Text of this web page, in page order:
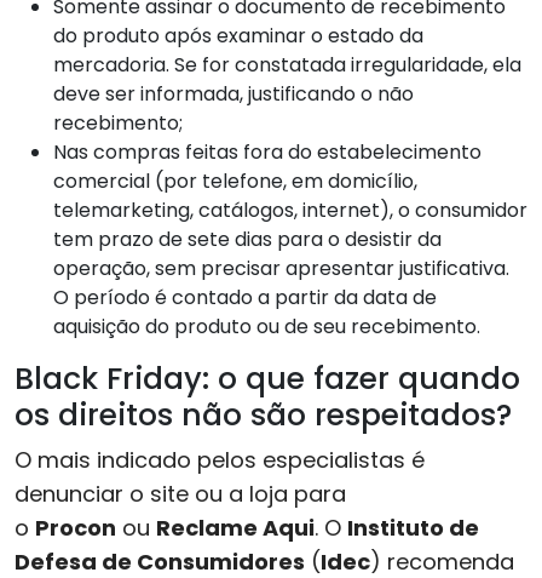
Somente assinar o documento de recebimento
do produto após examinar o estado da
mercadoria. Se for constatada irregularidade, ela
deve ser informada, justificando o não
recebimento;
Nas compras feitas fora do estabelecimento
comercial (por telefone, em domicílio,
telemarketing, catálogos, internet), o consumidor
tem prazo de sete dias para o desistir da
operação, sem precisar apresentar justificativa.
O período é contado a partir da data de
aquisição do produto ou de seu recebimento.
Black Friday: o que fazer quando
os direitos não são respeitados?
O mais indicado pelos especialistas é
denunciar o site ou a loja para
o Procon ou Reclame Aqui. O Instituto de
Defesa de Consumidores (Idec) recomenda